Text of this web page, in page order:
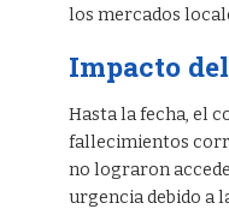
los mercados
Impacto
Hasta la fecha, el
fallecimientos
no lograron
urgencia debido a